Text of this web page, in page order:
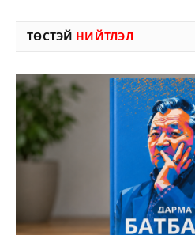
ТӨСТЭЙ НИЙТЛЭЛ